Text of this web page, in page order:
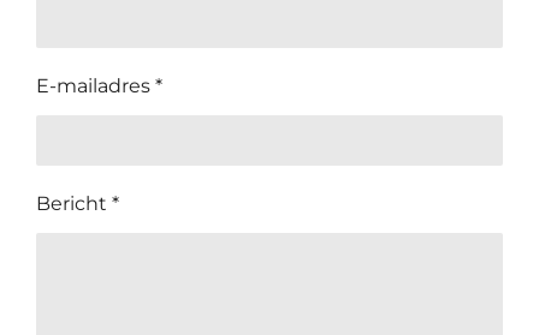
E-mailadres *
Bericht *